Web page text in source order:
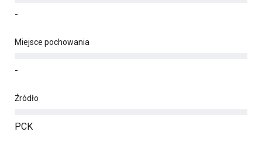
-
Miejsce pochowania
-
Źródło
PCK